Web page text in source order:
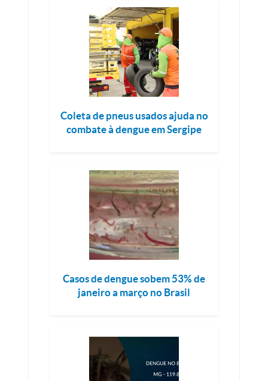
Coleta de pneus usados ajuda no
combate à dengue em Sergipe
Casos de dengue sobem 53% de
janeiro a março no Brasil